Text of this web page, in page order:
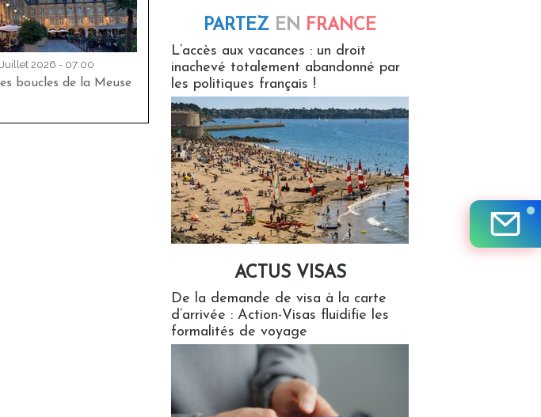
2026 - 07:00
boucles de la Meuse
PARTEZ EN FRANCE
L’accès aux vacances : un droit
inachevé totalement abandonné par
les politiques français !
ACTUS VISAS
De la demande de visa à la carte
d’arrivée : Action-Visas fluidifie les
formalités de voyage